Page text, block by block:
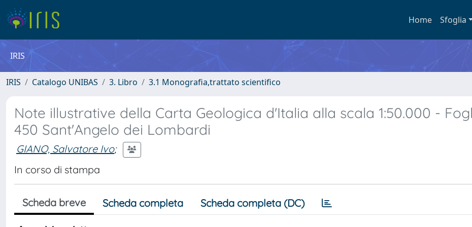
Home Sfoglia
IRIS
IRIS Catalogo UNIBAS 3. Libro 3.1 Monografia,trattato scientifico
Note illustrative della Carta Geologica d'Italia alla scala 1:50.000 -
450 Sant'Angelo dei Lombardi
GIANO, Salvatore Ivo;
In corso di stampa
Scheda breve Scheda completa Scheda completa (DC)